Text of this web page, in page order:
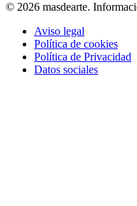
© 2026 masdearte.
Aviso legal
Política de cookies
Política de Privacidad
Datos sociales